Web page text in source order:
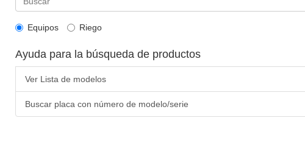
Equipos Riego
Ayuda para la búsqueda de productos
Ver Lista de modelos
Buscar placa con número de modelo/serie